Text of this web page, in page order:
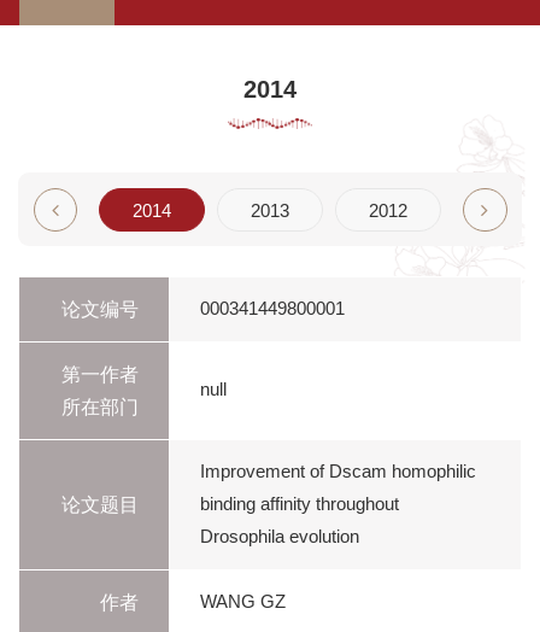
2014
2015 2014 2013 2012 2011
论文编号 000341449800001
第一作者
所在部门
null
论文题目
Improvement of Dscam homophilic
binding affinity throughout
Drosophila evolution
作者 WANG GZ